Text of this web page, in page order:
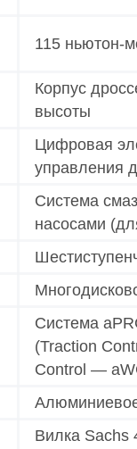
115 ньютон-
Корпус
высоты
Цифровая
управления
Система
насосами
Система
(Traction
Control —
Вилка Sachs